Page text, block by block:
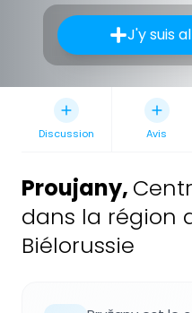
J'y suis
Discussion Avis
Proujany,
dans la région
Biélorussie